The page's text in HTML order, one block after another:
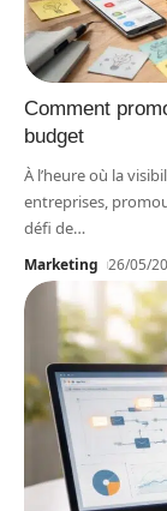
Comment
budget
À l’heure où la
entreprises,
défi de…
Marketing 26/05/